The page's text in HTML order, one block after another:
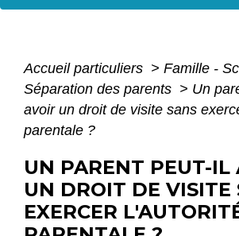
Accueil particuliers > Famille -
Séparation des parents > Un
avoir un droit de visite sans
parentale ?
UN PARENT PEUT-IL
UN DROIT DE VISITE
EXERCER